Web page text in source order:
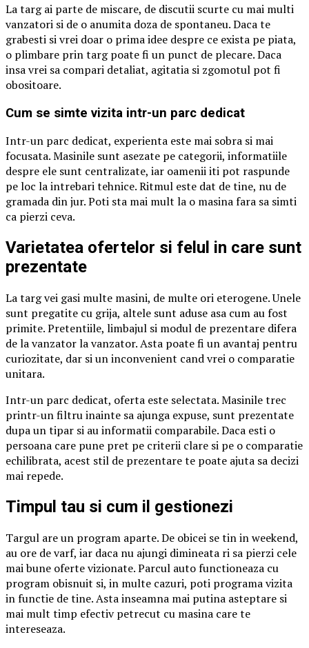
La targ ai parte de miscare, de discutii scurte cu mai multi
vanzatori si de o anumita doza de spontaneu. Daca te
grabesti si vrei doar o prima idee despre ce exista pe piata,
o plimbare prin targ poate fi un punct de plecare. Daca
insa vrei sa compari detaliat, agitatia si zgomotul pot fi
obositoare.
Cum se simte vizita intr-un parc dedicat
Intr-un parc dedicat, experienta este mai sobra si mai
focusata. Masinile sunt asezate pe categorii, informatiile
despre ele sunt centralizate, iar oamenii iti pot raspunde
pe loc la intrebari tehnice. Ritmul este dat de tine, nu de
gramada din jur. Poti sta mai mult la o masina fara sa simti
ca pierzi ceva.
Varietatea ofertelor si felul in care sunt
prezentate
La targ vei gasi multe masini, de multe ori eterogene. Unele
sunt pregatite cu grija, altele sunt aduse asa cum au fost
primite. Pretentiile, limbajul si modul de prezentare difera
de la vanzator la vanzator. Asta poate fi un avantaj pentru
curiozitate, dar si un inconvenient cand vrei o comparatie
unitara.
Intr-un parc dedicat, oferta este selectata. Masinile trec
printr-un filtru inainte sa ajunga expuse, sunt prezentate
dupa un tipar si au informatii comparabile. Daca esti o
persoana care pune pret pe criterii clare si pe o comparatie
echilibrata, acest stil de prezentare te poate ajuta sa decizi
mai repede.
Timpul tau si cum il gestionezi
Targul are un program aparte. De obicei se tin in weekend,
au ore de varf, iar daca nu ajungi dimineata ri sa pierzi cele
mai bune oferte vizionate. Parcul auto functioneaza cu
program obisnuit si, in multe cazuri, poti programa vizita
in functie de tine. Asta inseamna mai putina asteptare si
mai mult timp efectiv petrecut cu masina care te
intereseaza.